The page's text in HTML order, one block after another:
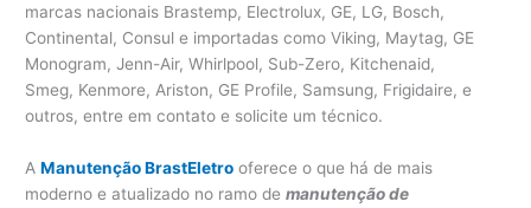
marcas nacionais Brastemp, Electrolux, GE, LG, Bosch,
Continental, Consul e importadas como Viking, Maytag, GE
Monogram, Jenn-Air, Whirlpool, Sub-Zero, Kitchenaid,
Smeg, Kenmore, Ariston, GE Profile, Samsung, Frigidaire, e
outros, entre em contato e solicite um técnico.
AManutenção BrastEletro oferece o que há de mais
moderno e atualizado no ramo demanutenção de